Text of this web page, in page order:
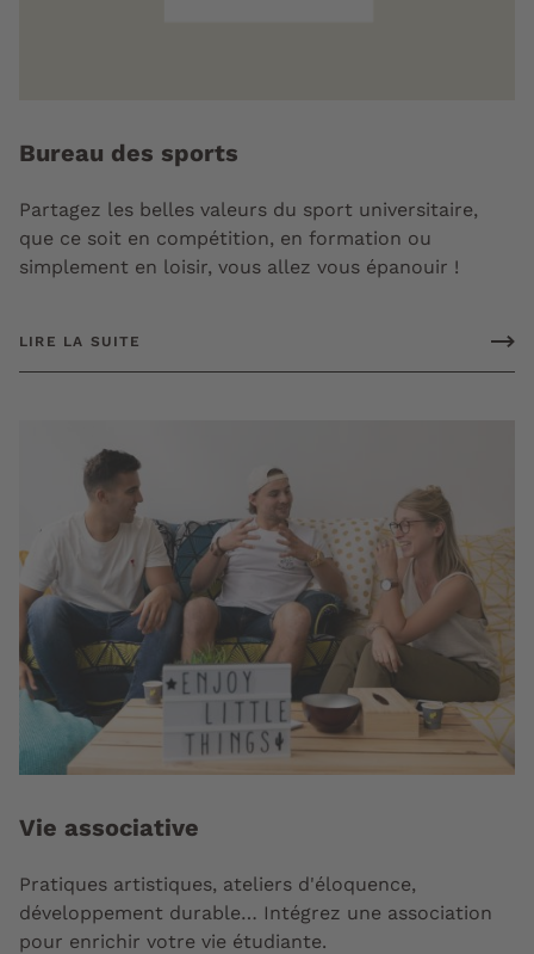
Bureau des sports
Partagez les belles valeurs du sport universitaire,
que ce soit en compétition, en formation ou
simplement en loisir, vous allez vous épanouir !
LIRE LA SUITE
Vie associative
Pratiques artistiques, ateliers d'éloquence,
développement durable… Intégrez une association
pour enrichir votre vie étudiante.